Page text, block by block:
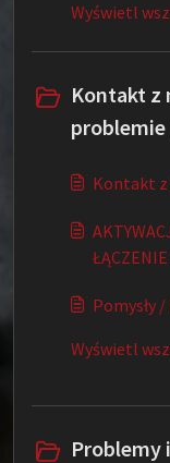
Wyświetl
Kontakt z
problemie
Kontakt z
Pomysły
Wyświetl
Problemy